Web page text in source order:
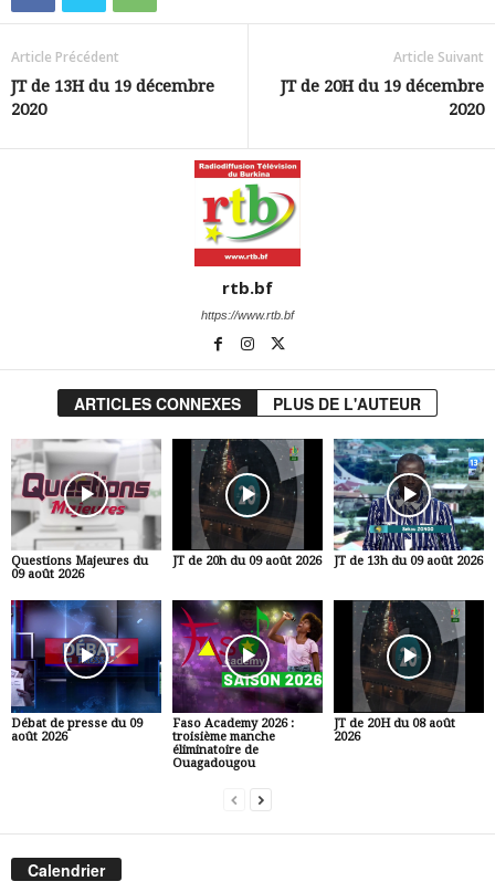
Article Précédent
JT de 13H du 19 décembre
2020
Article Suivant
JT de 20H du 19 décembre
2020
rtb.bf
https://www.rtb.bf
ARTICLES CONNEXES PLUS DE L'AUTEUR
Questions Majeures du
09 août 2026
JT de 20h du 09 août 2026 JT de 13h du 09 août 2026
Débat de presse du 09
août 2026
Faso Academy 2026 :
troisième manche
éliminatoire de
Ouagadougou
JT de 20H du 08 août
2026
Calendrier